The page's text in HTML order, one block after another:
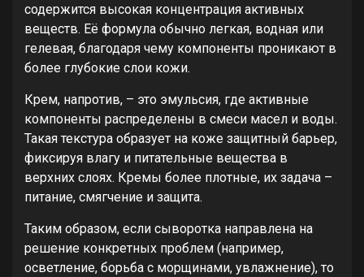
содержится высокая концентрация активных
веществ. Её формула обычно легкая, водная или
гелевая, благодаря чему компоненты проникают в
более глубокие слои кожи.
Крем, напротив, – это эмульсия, где активные
компоненты распределены в смеси масел и воды.
Такая текстура образует на коже защитный барьер,
фиксируя влагу и питательные вещества в
верхних слоях. Кремы более плотные, их задача –
питание, смягчение и защита.
Таким образом, если сыворотка направлена на
решение конкретных проблем (например,
осветление, борьба с морщинами, увлажнение), то